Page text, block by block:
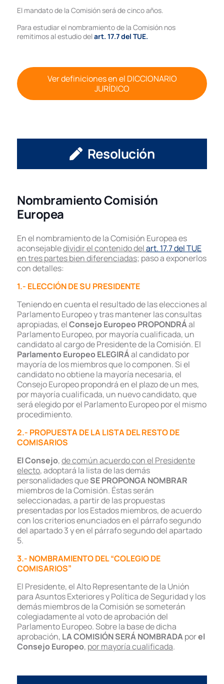
El mandato de la Comisión será de cinco años.
Para estudiar el nombramiento de la Comisión nos
remitimos al estudio del art. 17.7 del TUE.
Ver definiciones en el DICCIONARIO
JURÍDICO
Resolución
Nombramiento Comisión
Europea
En el nombramiento de la Comisión Europea es
aconsejabledividir el contenido delart. 17.7 del TUE
en tres partes bien diferenciadas; paso a exponerlos
con detalles:
1.- ELECCIÓN DE SU PRESIDENTE
Teniendo en cuenta el resultado de las elecciones al
Parlamento Europeo y tras mantener las consultas
apropiadas, elConsejo EuropeoPROPONDRÁal
Parlamento Europeo, por mayoría cualificada, un
candidato al cargo de Presidente de la Comisión. El
Parlamento EuropeoELEGIRÁal candidato por
mayoría de los miembros que lo componen. Si el
candidato no obtiene la mayoría necesaria, el
Consejo Europeo propondrá en el plazo de un mes,
por mayoría cualificada, un nuevo candidato, que
será elegido por el Parlamento Europeo por el mismo
procedimiento.
2.- PROPUESTA DE LA LISTA DEL RESTO DE
COMISARIOS
El Consejo,de común acuerdo con el Presidente
electo, adoptará la lista de las demás
personalidades queSE PROPONGA NOMBRAR
miembros de la Comisión. Éstas serán
seleccionadas, a partir de las propuestas
presentadas por los Estados miembros, de acuerdo
con los criterios enunciados en el párrafo segundo
del apartado 3 y en el párrafo segundo del apartado
5.
3.- NOMBRAMIENTO DEL “COLEGIO DE
COMISARIOS”
El Presidente, el Alto Representante de la Unión
para Asuntos Exteriores y Política de Seguridad y los
demás miembros de la Comisión se someterán
colegiadamente al voto de aprobación del
Parlamento Europeo. Sobre la base de dicha
aprobación, LA COMISIÓN SERÁ NOMBRADAporel
Consejo Europeo, por mayoría cualificada.